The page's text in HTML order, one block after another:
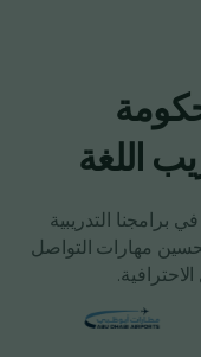
اللغة
برامجنا التدريبية
مهارات التواصل